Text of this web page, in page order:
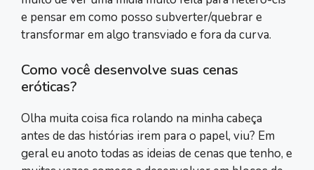
e pensar em como posso subverter/quebrar e
transformar em algo transviado e fora da curva.
Como você desenvolve suas cenas
eróticas?
Olha muita coisa fica rolando na minha cabeça
antes de das histórias irem para o papel, viu? Em
geral eu anoto todas as ideias de cenas que tenho, e